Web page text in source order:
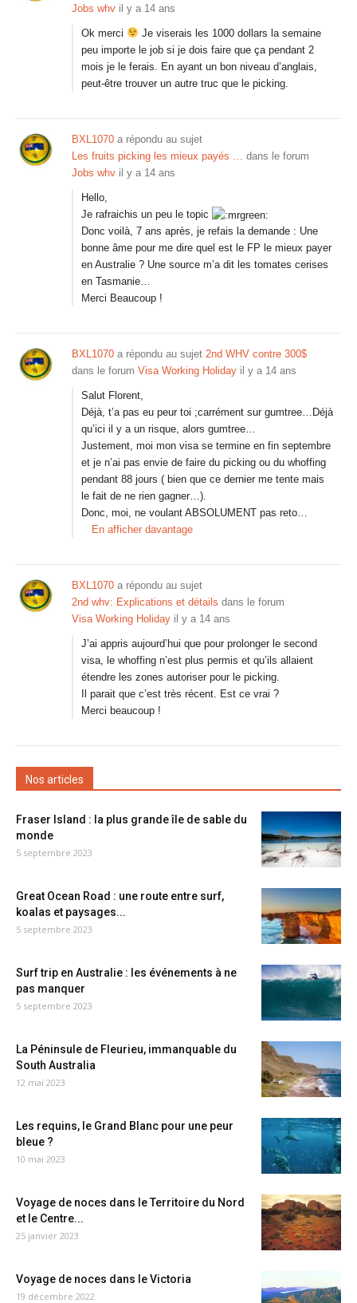
Jobs whv il y a 14 ans
Ok merci
Je viserais les 1000 dollars la semaine
peu importe le job si je dois faire que ça pendant 2
mois je le ferais. En ayant un bon niveau d’anglais,
peut-être trouver un autre truc que le picking.
BXL1070 a répondu au sujet
Les fruits picking les mieux payés … dans le forum
Jobs whv il y a 14 ans
Hello,
Je rafraichis un peu le topic
Donc voilà, 7 ans après, je refais la demande : Une
bonne âme pour me dire quel est le FP le mieux payer
en Australie ? Une source m’a dit les tomates cerises
en Tasmanie…
Merci Beaucoup !
BXL1070 a répondu au sujet 2nd WHV contre 300$
dans le forum Visa Working Holiday il y a 14 ans
Salut Florent,
Déjà, t’a pas eu peur toi ;carrément sur gumtree…Déjà
qu’ici il y a un risque, alors gumtree…
Justement, moi mon visa se termine en fin septembre
et je n’ai pas envie de faire du picking ou du whoffing
pendant 88 jours ( bien que ce dernier me tente mais
le fait de ne rien gagner…).
Donc, moi, ne voulant ABSOLUMENT pas reto…
En afficher davantage
BXL1070 a répondu au sujet
2nd whv: Explications et détails dans le forum
Visa Working Holiday il y a 14 ans
J’ai appris aujourd’hui que pour prolonger le second
visa, le whoffing n’est plus permis et qu’ils allaient
étendre les zones autoriser pour le picking.
Il parait que c’est très récent. Est ce vrai ?
Merci beaucoup !
Nos articles
Fraser Island : la plus grande île de sable du
monde
5 septembre 2023
Great Ocean Road : une route entre surf,
koalas et paysages...
5 septembre 2023
Surf trip en Australie : les événements à ne
pas manquer
5 septembre 2023
La Péninsule de Fleurieu, immanquable du
South Australia
12 mai 2023
Les requins, le Grand Blanc pour une peur
bleue ?
10 mai 2023
Voyage de noces dans le Territoire du Nord
et le Centre...
25 janvier 2023
Voyage de noces dans le Victoria
19 décembre 2022